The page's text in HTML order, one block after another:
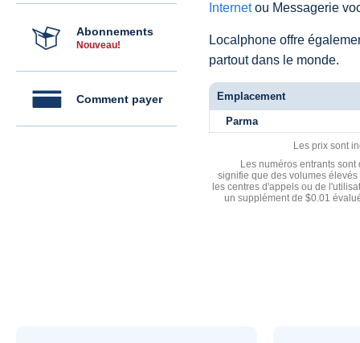
Abonnements
Nouveau!
Comment payer
Internetou Messagerie
Localphone offre
partout dans le monde.
Emplacement
Parma
Les prix sont
Les numéros entrants
signifie que des volumes
les centres d'appels ou de
un supplément de $0.01